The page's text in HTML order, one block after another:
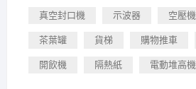
真空封口機 示波器 空壓機
茶葉罐 貨梯 購物推車
開飲機 隔熱紙 電動堆高機